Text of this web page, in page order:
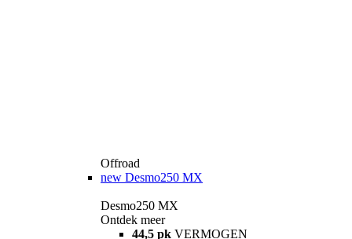
Offroad
new Desmo250 MX
Desmo250 MX
Ontdek meer
44,5 pk VERMOGEN